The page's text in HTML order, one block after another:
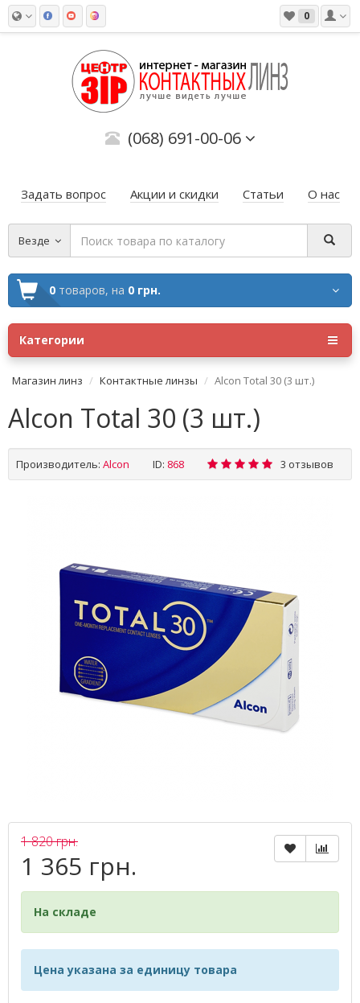
0
(068) 691-00-06
Задать вопрос Акции и скидки Статьи О нас
Везде
0 товаров, на 0 грн.
Категории
Магазин линз Контактные линзы Alcon Total 30 (3 шт.)
Alcon Total 30 (3 шт.)
Производитель: Alсon ID: 868 3 отзывов
1 820 грн.
1 365 грн.
На складе
Цена указана за единицу товара